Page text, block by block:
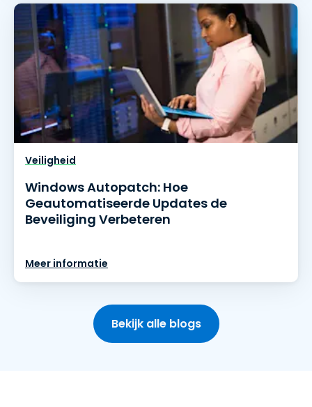
Veiligheid
Windows Autopatch: Hoe
Geautomatiseerde Updates de
Beveiliging Verbeteren
Meer informatie
Bekijk alle blogs